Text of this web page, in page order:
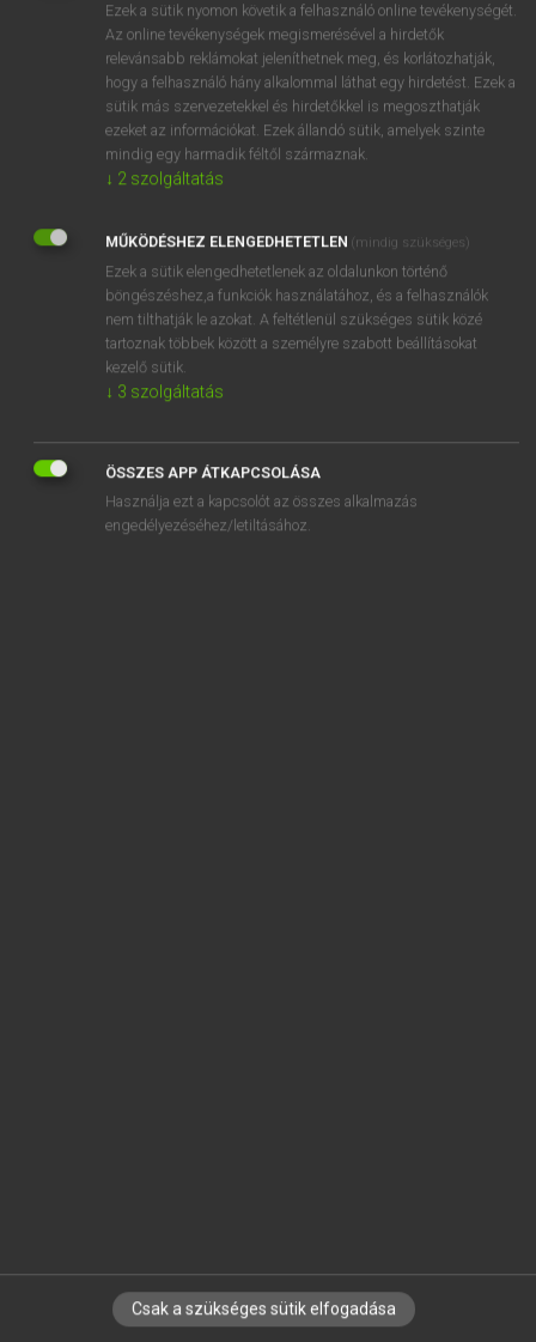
NINCS ELŐFIZETÉSED?
Nincs regisztrációm és előfizetésem. A szótár 2 órás,
díjmentes próbaverziójának elindításához regisztrálok és
belépek.
REGISZTRÁCIÓ
EURÓPAI UNIÓS TERMINOLÓGIAI SZÓTÁR
Kapcsolódó anyagok
wireless local loop
Wirkbad
Wirkerei und Strickerei
IRATKOZZ FEL HÍRLEVELÜNKRE!
Ezek a sütik nyomon követik a felhasználó online tevékenységét.
Az online tevékenységek megismerésével a hirdetők
relevánsabb reklámokat jeleníthetnek meg, és korlátozhatják,
hogy a felhasználó hány alkalommal láthat egy hirdetést. Ezek a
sütik más szervezetekkel és hirdetőkkel is megoszthatják
ezeket az információkat. Ezek állandó sütik, amelyek szinte
mindig egy harmadik féltől származnak.
↓ 2 szolgáltatás
MŰKÖDÉSHEZ ELENGEDHETETLEN (mindig szükséges)
Ezek a sütik elengedhetetlenek az oldalunkon történő
böngészéshez,a funkciók használatához, és a felhasználók
nem tilthatják le azokat. A feltétlenül szükséges sütik közé
tartoznak többek között a személyre szabott beállításokat
kezelő sütik.
↓ 3 szolgáltatás
ÖSSZES APP ÁTKAPCSOLÁSA
Használja ezt a kapcsolót az összes alkalmazás
engedélyezéséhez/letiltásához.
Csak a szükséges sütik elfogadása